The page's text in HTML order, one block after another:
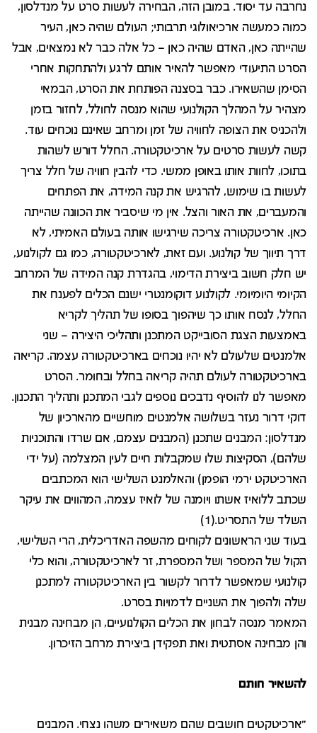
נחרבה עד יסוד. במובן הזה, הבחירה לעשות סרט על מנדלסון,
כמוה כמעשה ארכיאולוגי תרבותי; העולם שהיה כאן, העיר
שהייתה כאן, האדם שהיה כאן – כל אלה כבר לא נמצאים, אבל
הסרט התיעודי מאפשר להאיר אותם לרגע ולהתחקות אחרי
הסימן שהשאירו. כבר בסצנה הפותחת את הסרט, הבמאי
מצהיר על המהלך הקולנועי שהוא מנסה לחולל, לחזור בזמן
ולהכניס את הצופה לחוויה של זמן ומרחב שאינם נוכחים עוד.
קשה לעשות סרטים על ארכיטקטורה. החלל דורש לשהות
בתוכו, לחוות אותו באופן ממשי. כדי להבין חוויה של חלל צריך
לעשות בו שימוש, להרגיש את קנה המידה, את הפתחים
והמעברים, את האור והצל. אין מי שיסביר את הכוונה שהייתה
כאן. ארכיטקטורה צריכה שירגישו אותה בעולם האמיתי, לא
דרך תיווך של קולנוע. ועם זאת, לארכיטקטורה, כמו גם לקולנוע,
יש חלק חשוב ביצירת הדימוי, בהגדרת קנה המידה של המרחב
הקיומי היומיומי. לקולנוע דוקומנטרי ישנם הכלים לפענח את
החלל, לנסח אותו כך שיהפוך בסופו של תהליך לקריא
באמצעות הצגת הסובייקט המתכנן ותהליכי היצירה – שני
אלמנטים שלעולם לא יהיו נוכחים בארכיטקטורה עצמה. קריאה
בארכיטקטורה לעולם תהיה קריאה בחלל ובחומר. הסרט
מאפשר לנו להוסיף נדבכים נוספים לגבי המתכנן ותהליך התכנון.
דוקי דרור נעזר בשלושה אלמנטים מוחשיים מהארכיון של
מנדלסון: המבנים שתכנן (המבנים עצמם, אם שרדו והתוכניות
שלהם), הסקיצות שלו שמקבלות חיים לעין המצלמה (על ידי
הארכיטקט ירמי הופמן) והאלמנט השלישי הוא המכתבים
שכתב ללואיז אשתו ויומנה של לואיז עצמה, המהווים את עיקר
השלד של התסריט.(1)
בעוד שני הראשונים לקוחים מהשפה האדריכלית, הרי השלישי,
הקול של המספר ושל המספרת, זר לארכיטקטורה, והוא כלי
קולנועי שמאפשר לדרור לקשור בין הארכיטקטורה למתכנן
שלה ולהפוך את השניים לדמויות בסרט.
המאמר מנסה לבחון את הכלים הקולנועיים, הן מבחינה מבנית
והן מבחינה אסתטית ואת תפקידן ביצירת מרחב הזיכרון.
להשאיר חותם
"ארכיטקטים חושבים שהם משאירים משהו נצחי. המבנים